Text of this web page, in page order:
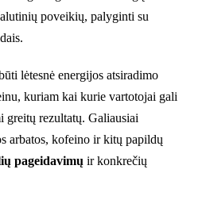
poveikių, palyginti su
lėtesnė energijos atsiradimo
kuriam kai kurie vartotojai gali
greitų rezultatų. Galiausiai
arbatos, kofeino ir kitų papildų
pageidavimų ir konkrečių